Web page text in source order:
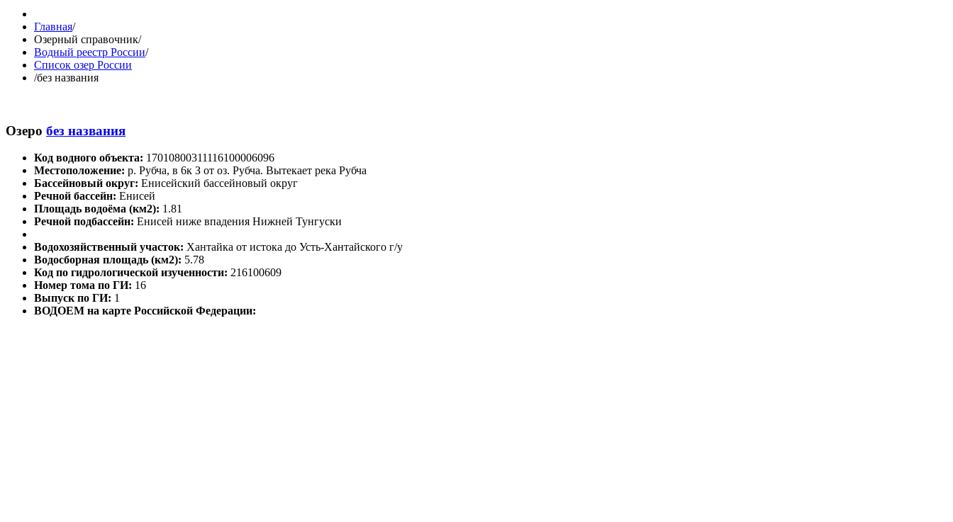
Главная/
Озерный справочник/
Водный реестр России/
Список озер России
/без названия
Озеро без названия
Код водного объекта: 17010800311116100006096
Местоположение: р. Рубча, в 6к З от оз. Рубча. Вытекает река Рубча
Бассейновый округ: Енисейский бассейновый округ
Речной бассейн: Енисей
Площадь водоёма (км2): 1.81
Речной подбассейн: Енисей ниже впадения Нижней Тунгуски
Водохозяйственный участок: Хантайка от истока до Усть-Хантайского г/у
Водосборная площадь (км2): 5.78
Код по гидрологической изученности: 216100609
Номер тома по ГИ: 16
Выпуск по ГИ: 1
ВОДОЕМ на карте Российской Федерации: